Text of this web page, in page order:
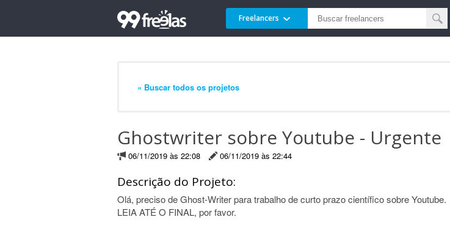
Freelancers
« Buscar todos os projetos
Ghostwriter sobre Youtube - Urgente
06/11/2019 às 22:08 06/11/2019 às 22:44
Descrição do Projeto:
Olá, preciso de Ghost-Writer para trabalho de curto prazo científico sobre Youtube.
LEIA ATÉ O FINAL, por favor.